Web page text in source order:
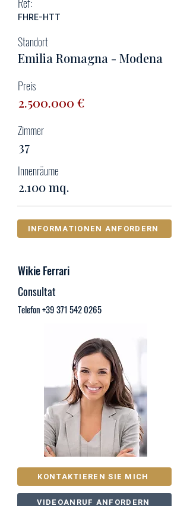
FHRE-HTT
Standort
Emilia Romagna - Modena
Preis
2.500.000 €
Zimmer
37
Innenräume
2.100 mq.
INFORMATIONEN ANFORDERN
Wikie Ferrari
Consultat
Telefon+39 371 542 0265
KONTAKTIEREN SIE MICH
VIDEOANRUF ANFORDERN